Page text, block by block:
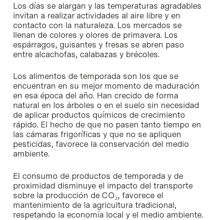
Los días se alargan y las temperaturas agradables
invitan a realizar actividades al aire libre y en
contacto con la naturaleza. Los mercados se
llenan de colores y olores de primavera. Los
espárragos, guisantes y fresas se abren paso
entre alcachofas, calabazas y brécoles.
Los alimentos de temporada son los que se
encuentran en su mejor momento de maduración
en esa época del año. Han crecido de forma
natural en los árboles o en el suelo sin necesidad
de aplicar productos químicos de crecimiento
rápido. El hecho de que no pasen tanto tiempo en
las cámaras frigoríficas y que no se apliquen
pesticidas, favorece la conservación del medio
ambiente.
El consumo de productos de temporada y de
proximidad disminuye el impacto del transporte
sobre la producción de CO₂, favorece el
mantenimiento de la agricultura tradicional,
respetando la economía local y el medio ambiente.